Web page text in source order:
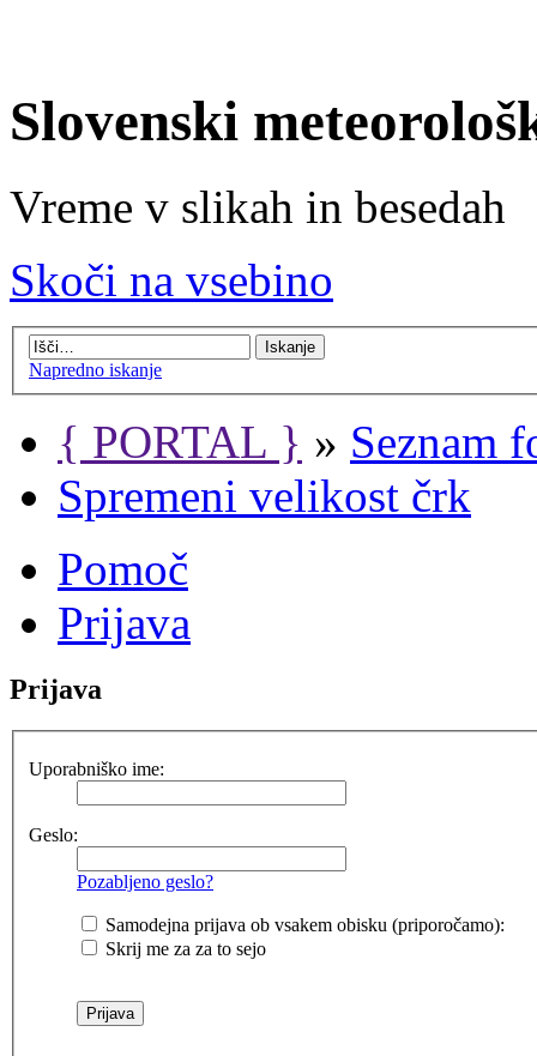
Slovenski
Vreme v slikah in besedah
Skoči na vsebino
Napredno iskanje
{ PORTAL } » Seznam
Spremeni velikost črk
Pomoč
Prijava
Prijava
Uporabniško ime:
Geslo:
Pozabljeno geslo?
Samodejna prijava ob vsakem obisku (priporočamo):
Skrij me za za to sejo